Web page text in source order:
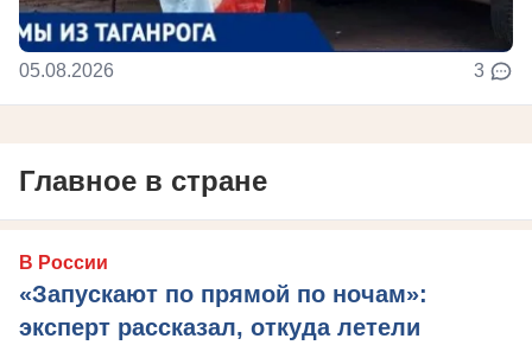
05.08.2026 3
Главное в стране
В России
«Запускают по прямой по ночам»:
эксперт рассказал, откуда летели